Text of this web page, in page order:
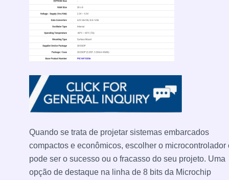
Quando se trata de projetar sistemas embarcados
compactos e econômicos, escolher o microcontrolador
pode ser o sucesso ou o fracasso do seu projeto. Uma
opção de destaque na linha de 8 bits da Microchip